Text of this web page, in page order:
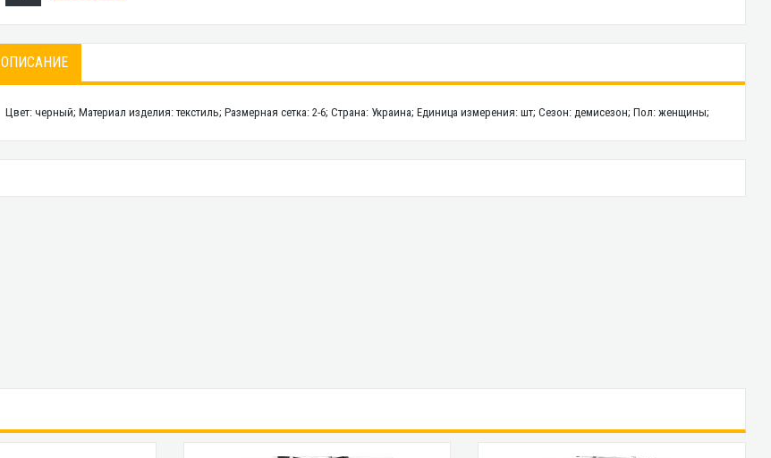
ОПИСАНИЕ
Цвет: черный; Материал изделия: текстиль; Размерная сетка: 2-6; Страна: Украина; Единица измерения: шт; Сезон: демисезон; Пол: женщины;